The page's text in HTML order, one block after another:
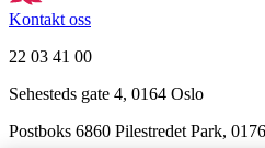
Kontakt oss
22 03 41 00
Sehesteds gate 4, 0164 Oslo
Postboks 6860 Pilestredet Park,